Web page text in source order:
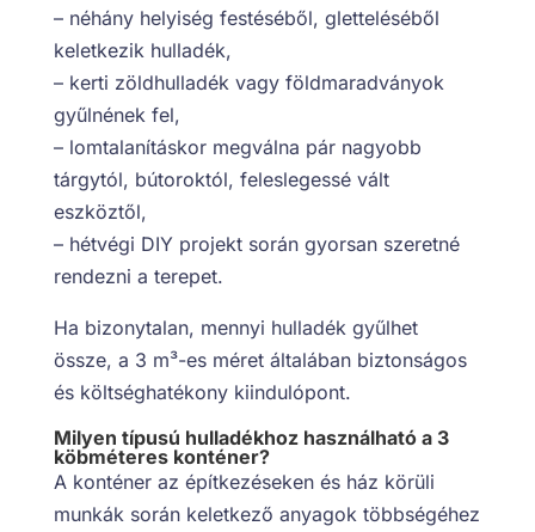
– néhány helyiség festéséből, gletteléséből
keletkezik hulladék,
– kerti zöldhulladék vagy földmaradványok
gyűlnének fel,
– lomtalanításkor megválna pár nagyobb
tárgytól, bútoroktól, feleslegessé vált
eszköztől,
– hétvégi DIY projekt során gyorsan szeretné
rendezni a terepet.
Ha bizonytalan, mennyi hulladék gyűlhet
össze, a 3 m³-es méret általában biztonságos
és költséghatékony kiindulópont.
Milyen típusú hulladékhoz használható a 3
köbméteres konténer?
A konténer az építkezéseken és ház körüli
munkák során keletkező anyagok többségéhez